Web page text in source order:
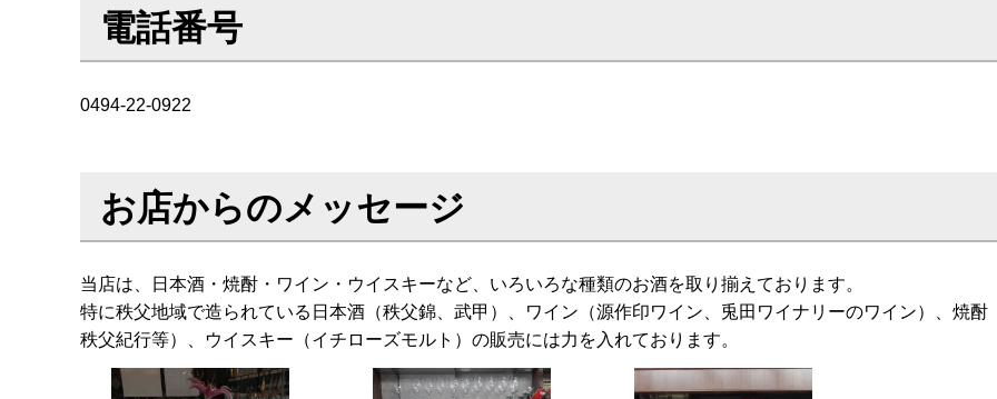
電話番号
0494-22-0922
お店からのメッセージ
当店は、日本酒・焼酎・ワイン・ウイスキーなど、いろいろな種類のお酒を取り揃えております。
特に秩父地域で造られている日本酒（秩父錦、武甲）、ワイン（源作印ワイン、兎田ワイナリーのワイン）、焼酎
秩父紀行等）、ウイスキー（イチローズモルト）の販売には力を入れております。